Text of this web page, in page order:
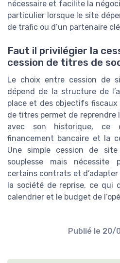
nécessaire et facilite la
particulier lorsque le site
de trafic ou d’un partenaire
Faut il privilégier la
cession de titres de
Le choix entre cession de
dépend de la structure de
place et des objectifs fiscaux
de titres permet de reprendre
avec son historique, ce
financement bancaire et la
Une simple cession de
souplesse mais nécessite
certains contrats et
la société de reprise, ce
calendrier et le budget de
Publié le 20/